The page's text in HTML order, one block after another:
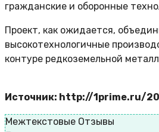
гражданские и оборонные
Проект, как ожидается,
высокотехнологичные
контуре редкоземельной
Источник: http://1prime.ru/
Межтекстовые Отзывы